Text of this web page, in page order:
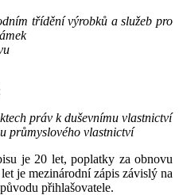
třídění výrobků a služeb pro
práv k duševnímu vlastnictví
průmyslového vlastnictví
je 20 let, poplatky za obnovu
je mezinárodní zápis závislý na
přihlašovatele.